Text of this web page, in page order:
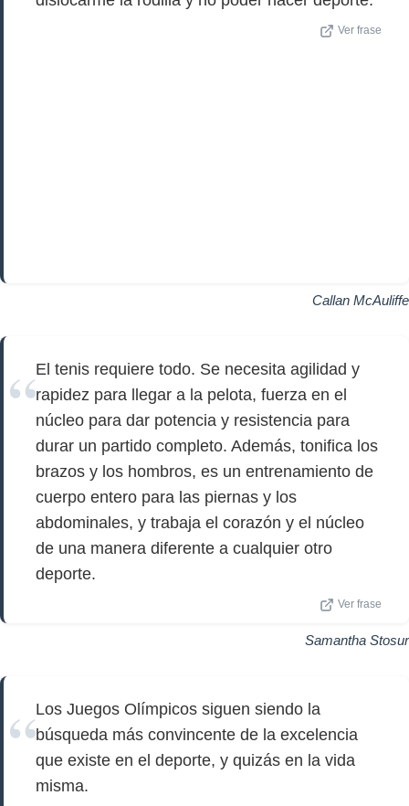
Ver frase
Callan McAuliffe
El tenis requiere todo. Se necesita agilidad y
rapidez para llegar a la pelota, fuerza en el
núcleo para dar potencia y resistencia para
durar un partido completo. Además, tonifica los
brazos y los hombros, es un entrenamiento de
cuerpo entero para las piernas y los
abdominales, y trabaja el corazón y el núcleo
de una manera diferente a cualquier otro
deporte.
Ver frase
Samantha Stosur
Los Juegos Olímpicos siguen siendo la
búsqueda más convincente de la excelencia
que existe en el deporte, y quizás en la vida
misma.